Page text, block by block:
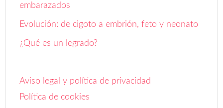
embarazados
Evolución: de cigoto a embrión, feto y neonato
¿Qué es un legrado?
Aviso legal y política de privacidad
Política de cookies